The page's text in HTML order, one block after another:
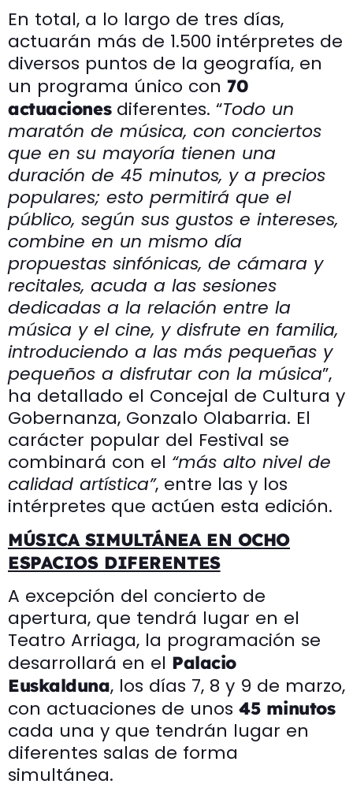
En total, a lo largo de tres días,
actuarán más de 1.500 intérpretes de
diversos puntos de la geografía, en
un programa único con 70
actuacionesdiferentes. “Todo un
maratón de música, con conciertos
que en su mayoría tienen una
duración de 45 minutos, y a precios
populares; esto permitirá que el
público, según sus gustos e intereses,
combine en un mismo día
propuestas sinfónicas, de cámara y
recitales, acuda a las sesiones
dedicadas a la relación entre la
música y el cine, y disfrute en familia,
introduciendo a las más pequeñas y
pequeños a disfrutar con la música”,
ha detallado el Concejal de Cultura y
Gobernanza, Gonzalo Olabarria. El
carácter popular del Festival se
combinará con el “más alto nivel de
calidad artística”, entre las y los
intérpretes que actúen esta edición.
MÚSICA SIMULTÁNEA EN OCHO
ESPACIOS DIFERENTES
A excepción del concierto de
apertura, que tendrá lugar en el
Teatro Arriaga, la programación se
desarrollará en el Palacio
Euskalduna, los días 7, 8 y 9 de marzo,
con actuaciones de unos 45 minutos
cada una y que tendrán lugar en
diferentes salas de forma
simultánea.